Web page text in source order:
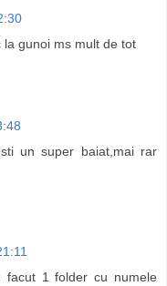
gunoi ms mult de tot
un super baiat,mai rar
1 folder cu numele